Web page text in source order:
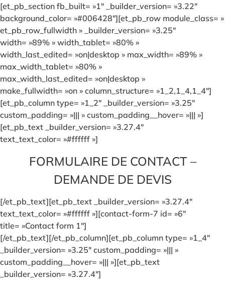
[et_pb_section fb_built= »1″ _builder_version= »3.22″
background_color= »#006428″][et_pb_row module_class= »
et_pb_row_fullwidth » _builder_version= »3.25″
width= »89% » width_tablet= »80% »
width_last_edited= »on|desktop » max_width= »89% »
max_width_tablet= »80% »
max_width_last_edited= »on|desktop »
make_fullwidth= »on » column_structure= »1_2,1_4,1_4″]
[et_pb_column type= »1_2″ _builder_version= »3.25″
custom_padding= »||| » custom_padding__hover= »||| »]
[et_pb_text _builder_version= »3.27.4″
text_text_color= »#ffffff »]
FORMULAIRE DE CONTACT –
DEMANDE DE DEVIS
[/et_pb_text][et_pb_text _builder_version= »3.27.4″
text_text_color= »#ffffff »][contact-form-7 id= »6″
title= »Contact form 1″]
[/et_pb_text][/et_pb_column][et_pb_column type= »1_4″
_builder_version= »3.25″ custom_padding= »||| »
custom_padding__hover= »||| »][et_pb_text
_builder_version= »3.27.4″]